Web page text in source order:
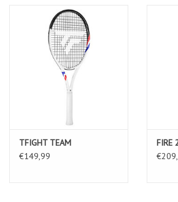
TFIGHT TEAM
€149,99
FIRE